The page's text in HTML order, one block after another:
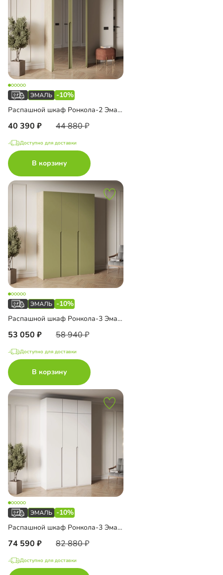
-10%
Распашной шкаф Ронкола-2 Эмаль с зеркалом
40 390 44 880
Доступно для доставки
В корзину
-10%
Распашной шкаф Ронкола-3 Эмаль
53 050 58 940
Доступно для доставки
В корзину
-10%
Распашной шкаф Ронкола-3 Эмаль с антресолью
74 590 82 880
Доступно для доставки